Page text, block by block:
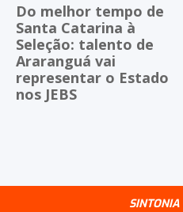
Do melhor tempo de
Santa Catarina à
Seleção: talento de
Araranguá vai
representar o Estado
nos JEBS